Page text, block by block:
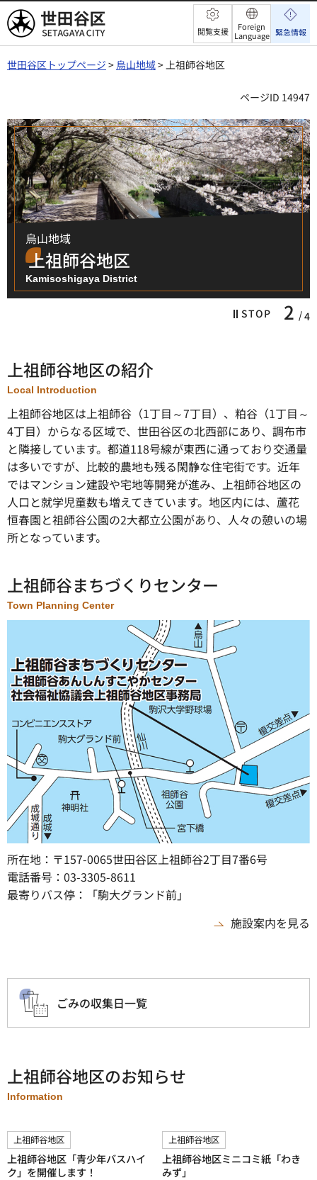
世田谷区 閲覧支援
Foreign
Language 緊急情報
世田谷区トップページ > 烏山地域> 上祖師谷地区
ページID 14947
烏山地域
上祖師谷地区
Kamisoshigaya District
STOP 3 4
上祖師谷地区の紹介
Local Introduction
上祖師谷地区は上祖師谷（1丁目～7丁目）、粕谷（1丁目～
4丁目）からなる区域で、世田谷区の北西部にあり、調布市
と隣接しています。都道118号線が東西に通っており交通量
は多いですが、比較的農地も残る閑静な住宅街です。近年
ではマンション建設や宅地等開発が進み、上祖師谷地区の
人口と就学児童数も増えてきています。地区内には、蘆花
恒春園と祖師谷公園の2大都立公園があり、人々の憩いの場
所となっています。
上祖師谷まちづくりセンター
Town Planning Center
所在地：〒157-0065世田谷区上祖師谷2丁目7番6号
電話番号：03-3305-8611
最寄りバス停：「駒大グランド前」
施設案内を見る
ごみの収集日一覧
上祖師谷地区のお知らせ
Information
上祖師谷地区
上祖師谷地区「青少年バスハイ
ク」を開催します！
上祖師谷地区
上祖師谷地区ミニコミ紙「わき
みず」